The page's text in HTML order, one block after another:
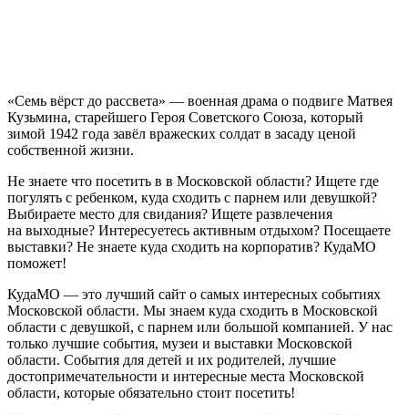
«Семь вёрст до рассвета» — военная драма о подвиге Матвея
Кузьмина, старейшего Героя Советского Союза, который
зимой 1942 года завёл вражеских солдат в засаду ценой
собственной жизни.
Не знаете что посетить в в Московской области? Ищете где
погулять с ребенком, куда сходить с парнем или девушкой?
Выбираете место для свидания? Ищете развлечения
на выходные? Интересуетесь активным отдыхом? Посещаете
выставки? Не знаете куда сходить на корпоратив? КудаМО
поможет!
КудаМО — это лучший сайт о самых интересных событиях
Московской области. Мы знаем куда сходить в Московской
области с девушкой, с парнем или большой компанией. У нас
только лучшие события, музеи и выставки Московской
области. События для детей и их родителей, лучшие
достопримечательности и интересные места Московской
области, которые обязательно стоит посетить!